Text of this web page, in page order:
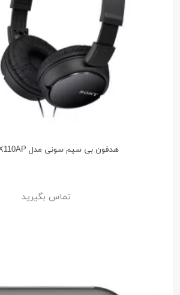
هدفون بی سیم سونی مدل MDR-ZX110AP
تماس بگیرید